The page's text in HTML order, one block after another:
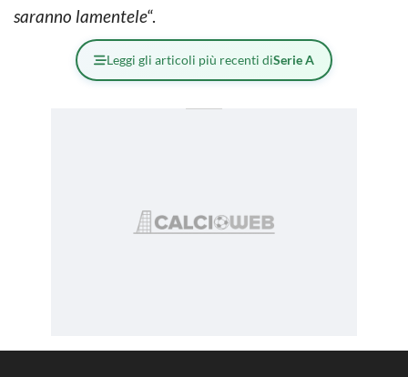
saranno lamentele“.
Leggi gli articoli più recenti diSerie A